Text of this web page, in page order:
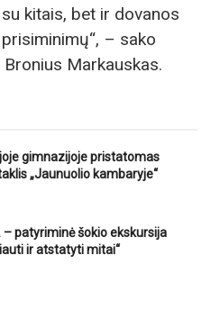
kitais, bet ir dovanos
– sako
Markauskas.
gimnazijoje pristatomas
„Jaunuolio kambaryje“
– patyriminė šokio ekskursija
ir atstatyti mitai“